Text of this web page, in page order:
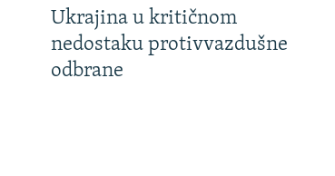
Ukrajina u kritičnom
nedostaku protivvazdušne
odbrane